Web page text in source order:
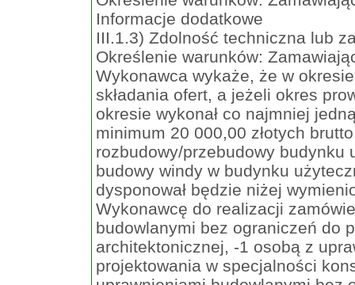
Informacje dodatkowe
III.1.3) Zdolność techniczna lub
Określenie warunków:
Wykonawca wykaże, że w
składania ofert, a jeżeli okres
okresie wykonał co najmniej
minimum 20 000,00 złotych
rozbudowy/przebudowy
budowy windy w budynku
dysponował będzie niżej
Wykonawcę do realizacji
budowlanymi bez ograniczeń do
architektonicznej, -1 osobą z
projektowania w specjalności